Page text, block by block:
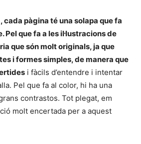
cada pàgina té una solapa que fa
Pel que fa a les il·lustracions de
que són molt originals, ja que
i formes simples, de manera que
i fàcils d’entendre i intentar
Pel que fa al color, hi ha una
contrastos. Tot plegat, em
molt encertada per a aquest